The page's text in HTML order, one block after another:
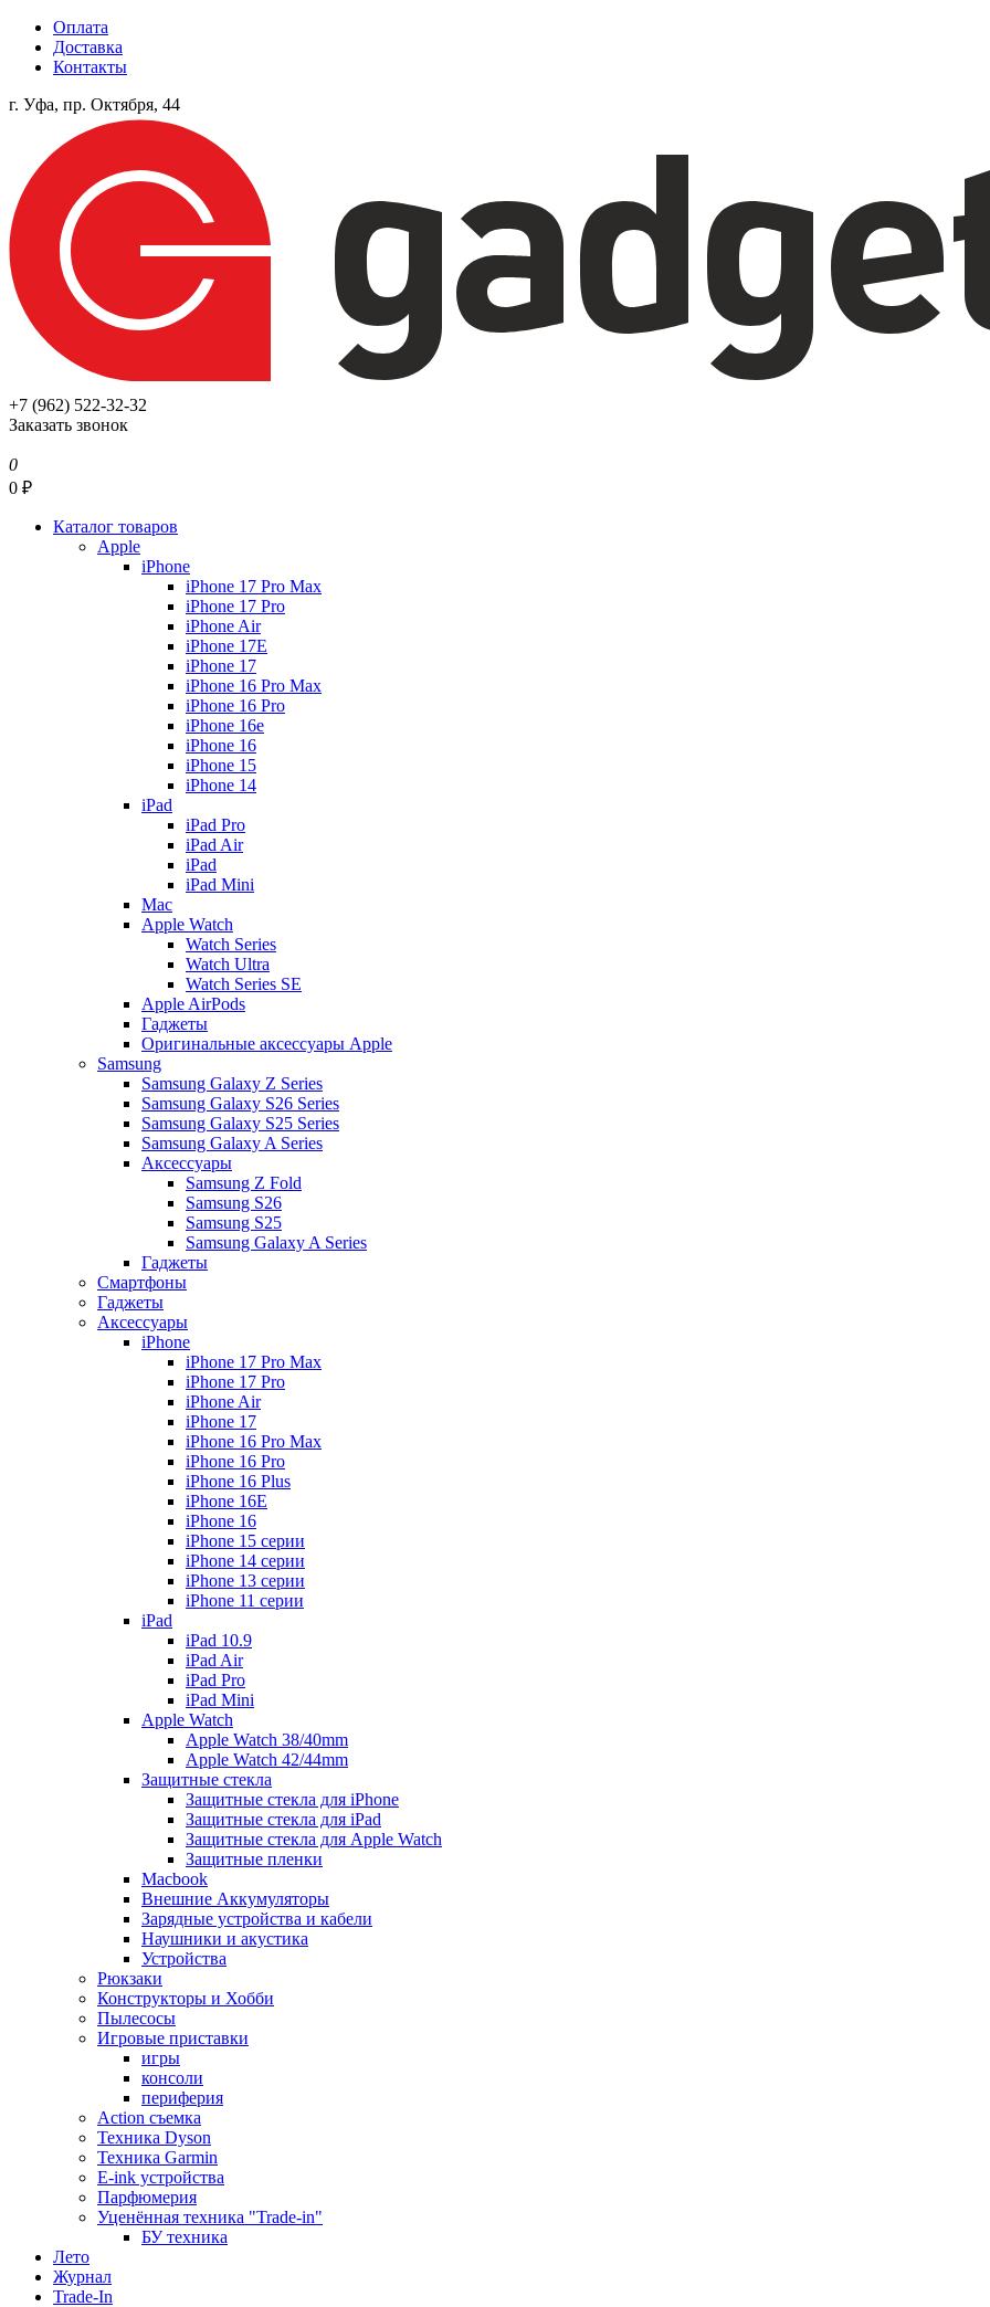
Оплата
Доставка
Контакты
г. Уфа, пр. Октября, 44
+7 (962) 522-32-32
Заказать звонок
0
0 ₽
Каталог товаров
Apple
iPhone
iPhone 17 Pro Max
iPhone 17 Pro
iPhone Air
iPhone 17E
iPhone 17
iPhone 16 Pro Max
iPhone 16 Pro
iPhone 16e
iPhone 16
iPhone 15
iPhone 14
iPad
iPad Pro
iPad Air
iPad
iPad Mini
Mac
Apple Watch
Watch Series
Watch Ultra
Watch Series SE
Apple AirPods
Гаджеты
Оригинальные аксессуары Apple
Samsung
Samsung Galaxy Z Series
Samsung Galaxy S26 Series
Samsung Galaxy S25 Series
Samsung Galaxy A Series
Аксессуары
Samsung Z Fold
Samsung S26
Samsung S25
Samsung Galaxy A Series
Гаджеты
Смартфоны
Гаджеты
Аксессуары
iPhone
iPhone 17 Pro Max
iPhone 17 Pro
iPhone Air
iPhone 17
iPhone 16 Pro Max
iPhone 16 Pro
iPhone 16 Plus
iPhone 16E
iPhone 16
iPhone 15 серии
iPhone 14 серии
iPhone 13 серии
iPhone 11 серии
iPad
iPad 10.9
iPad Air
iPad Pro
iPad Mini
Apple Watch
Apple Watch 38/40mm
Apple Watch 42/44mm
Защитные стекла
Защитные стекла для iPhone
Защитные стекла для iPad
Защитные стекла для Apple Watch
Защитные пленки
Macbook
Внешние Аккумуляторы
Зарядные устройства и кабели
Наушники и акустика
Устройства
Рюкзаки
Конструкторы и Хобби
Пылесосы
Игровые приставки
игры
консоли
периферия
Action съемка
Техника Dyson
Техника Garmin
E-ink устройства
Парфюмерия
Уценённая техника "Trade-in"
БУ техника
Лето
Журнал
Trade-In